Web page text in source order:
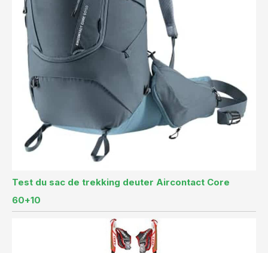
Test du sac de trekking deuter Aircontact Core
60+10